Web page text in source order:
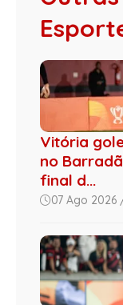
Vitória
no
final d...
07 Ago 2026